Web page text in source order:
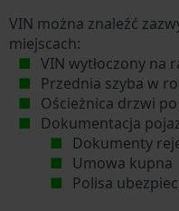
VIN można znaleźć
miejscach:
VIN wytłoczony na
Przednia szyba w
Ościeżnica drzwi
Dokumentacja
Dokumenty
Umowa kupna
Polisa